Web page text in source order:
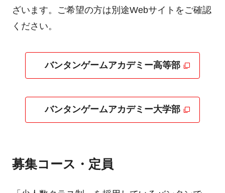
ざいます。ご希望の方は別途Webサイトをご確認
ください。
バンタンゲームアカデミー高等部
バンタンゲームアカデミー大学部
募集コース・定員